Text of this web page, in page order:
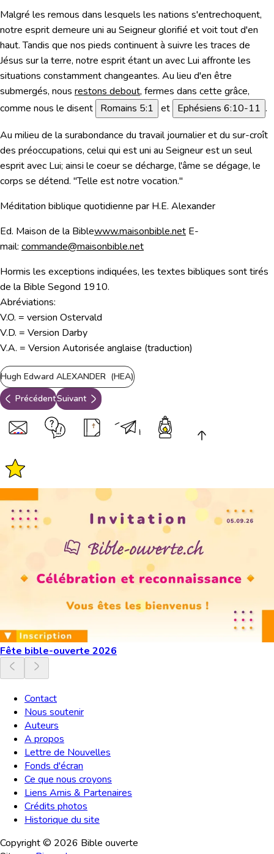
Malgré les remous dans lesquels les nations s'entrechoquent,
notre esprit demeure uni au Seigneur glorifié et voit tout d'en
haut. Tandis que nos pieds continuent à suivre les traces de
Jésus sur la terre, notre esprit étant un avec Lui affronte les
situations constamment changeantes. Au lieu d'en être
submergés, nous restons debout, fermes dans cette grâce,
comme nous le disent Romains 5:1 et Ephésiens 6:10-11 .
Au milieu de la surabondance du travail journalier et du sur-croît
des préoccupations, celui qui est uni au Seigneur est un seul
esprit avec Lui; ainsi le coeur se décharge, l'âme se dégage, le
corps se détend. "Telle est notre vocation."
Méditation biblique quotidienne par H.E. Alexander
Ed. Maison de la Biblewww.maisonbible.net E-
mail: commande@maisonbible.net
Hormis les exceptions indiquées, les textes bibliques sont tirés
de la Bible Segond 1910.
Abréviations:
V.O. = version Ostervald
V.D. = Version Darby
V.A. = Version Autorisée anglaise (traduction)
Hugh Edward ALEXANDER (HEA)
PrécédentSuivant
Fête bible-ouverte 2026
Contact
Nous soutenir
Auteurs
A propos
Lettre de Nouvelles
Fonds d'écran
Ce que nous croyons
Liens Amis & Partenaires
Crédits photos
Historique du site
Copyright © 2026 Bible ouverte